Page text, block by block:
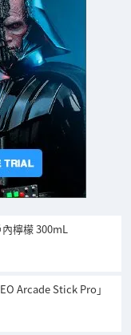
檸檬 300mL
Arcade Stick Pro」